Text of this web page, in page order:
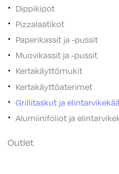
Dippikipot
Pizzalaatikot
Paperikassit ja -pussit
Muovikassit ja -pussit
Kertakäyttömukit
Kertakäyttöaterimet
Grillitaskut ja
Alumiinifoliot ja
Outlet